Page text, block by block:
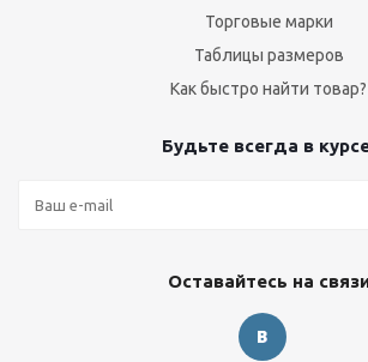
Торговые марки
Таблицы размеров
Как быстро найти товар?
Будьте всегда в
Оставайтесь на